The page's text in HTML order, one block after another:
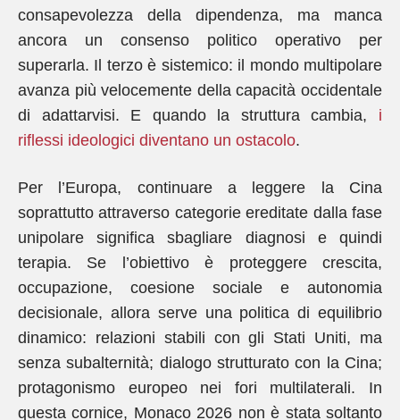
consapevolezza della dipendenza, ma manca
ancora un consenso politico operativo per
superarla. Il terzo è sistemico: il mondo multipolare
avanza più velocemente della capacità occidentale
di adattarvisi. E quando la struttura cambia, i
riflessi ideologici diventano un ostacolo.
Per l’Europa, continuare a leggere la Cina
soprattutto attraverso categorie ereditate dalla fase
unipolare significa sbagliare diagnosi e quindi
terapia. Se l’obiettivo è proteggere crescita,
occupazione, coesione sociale e autonomia
decisionale, allora serve una politica di equilibrio
dinamico: relazioni stabili con gli Stati Uniti, ma
senza subalternità; dialogo strutturato con la Cina;
protagonismo europeo nei fori multilaterali. In
questa cornice, Monaco 2026 non è stata soltanto